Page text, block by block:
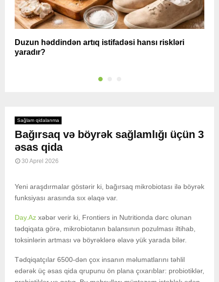
Duzun həddindən artıq istifadəsi hansı riskləri
yaradır?
Sağlam qidalanma
Bağırsaq və böyrək sağlamlığı üçün 3
əsas qida
30 Aprel 2026
Yeni araşdırmalar göstərir ki, bağırsaq mikrobiotası ilə böyrək
funksiyası arasında sıx əlaqə var.
Day.Az xəbər verir ki, Frontiers in Nutritionda dərc olunan
tədqiqata görə, mikrobiotanın balansının pozulması iltihab,
toksinlərin artması və böyrəklərə əlavə yük yarada bilər.
Tədqiqatçılar 6500-dən çox insanın məlumatlarını təhlil
edərək üç əsas qida qrupunu ön plana çıxarıblar: probiotiklər,